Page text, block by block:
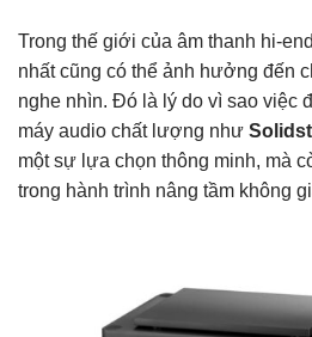
Trong thế giới của âm thanh hi-
nhất cũng có thể ảnh hưởng đến
nghe nhìn. Đó là lý do vì sao việc
máy audio chất lượng như
một sự lựa chọn thông minh, mà
trong hành trình nâng tầm không